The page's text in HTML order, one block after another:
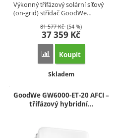
Výkonný třífázový solární síťový
(on-grid) střídač GoodWe…
81 577Kč (54 %)
37 359 Kč
Přidat 'GoodWe
Koupit
Dostupnost:
Skladem
GoodWe GW6000‑ET‑20 AFCI –
třífázový hybridní…